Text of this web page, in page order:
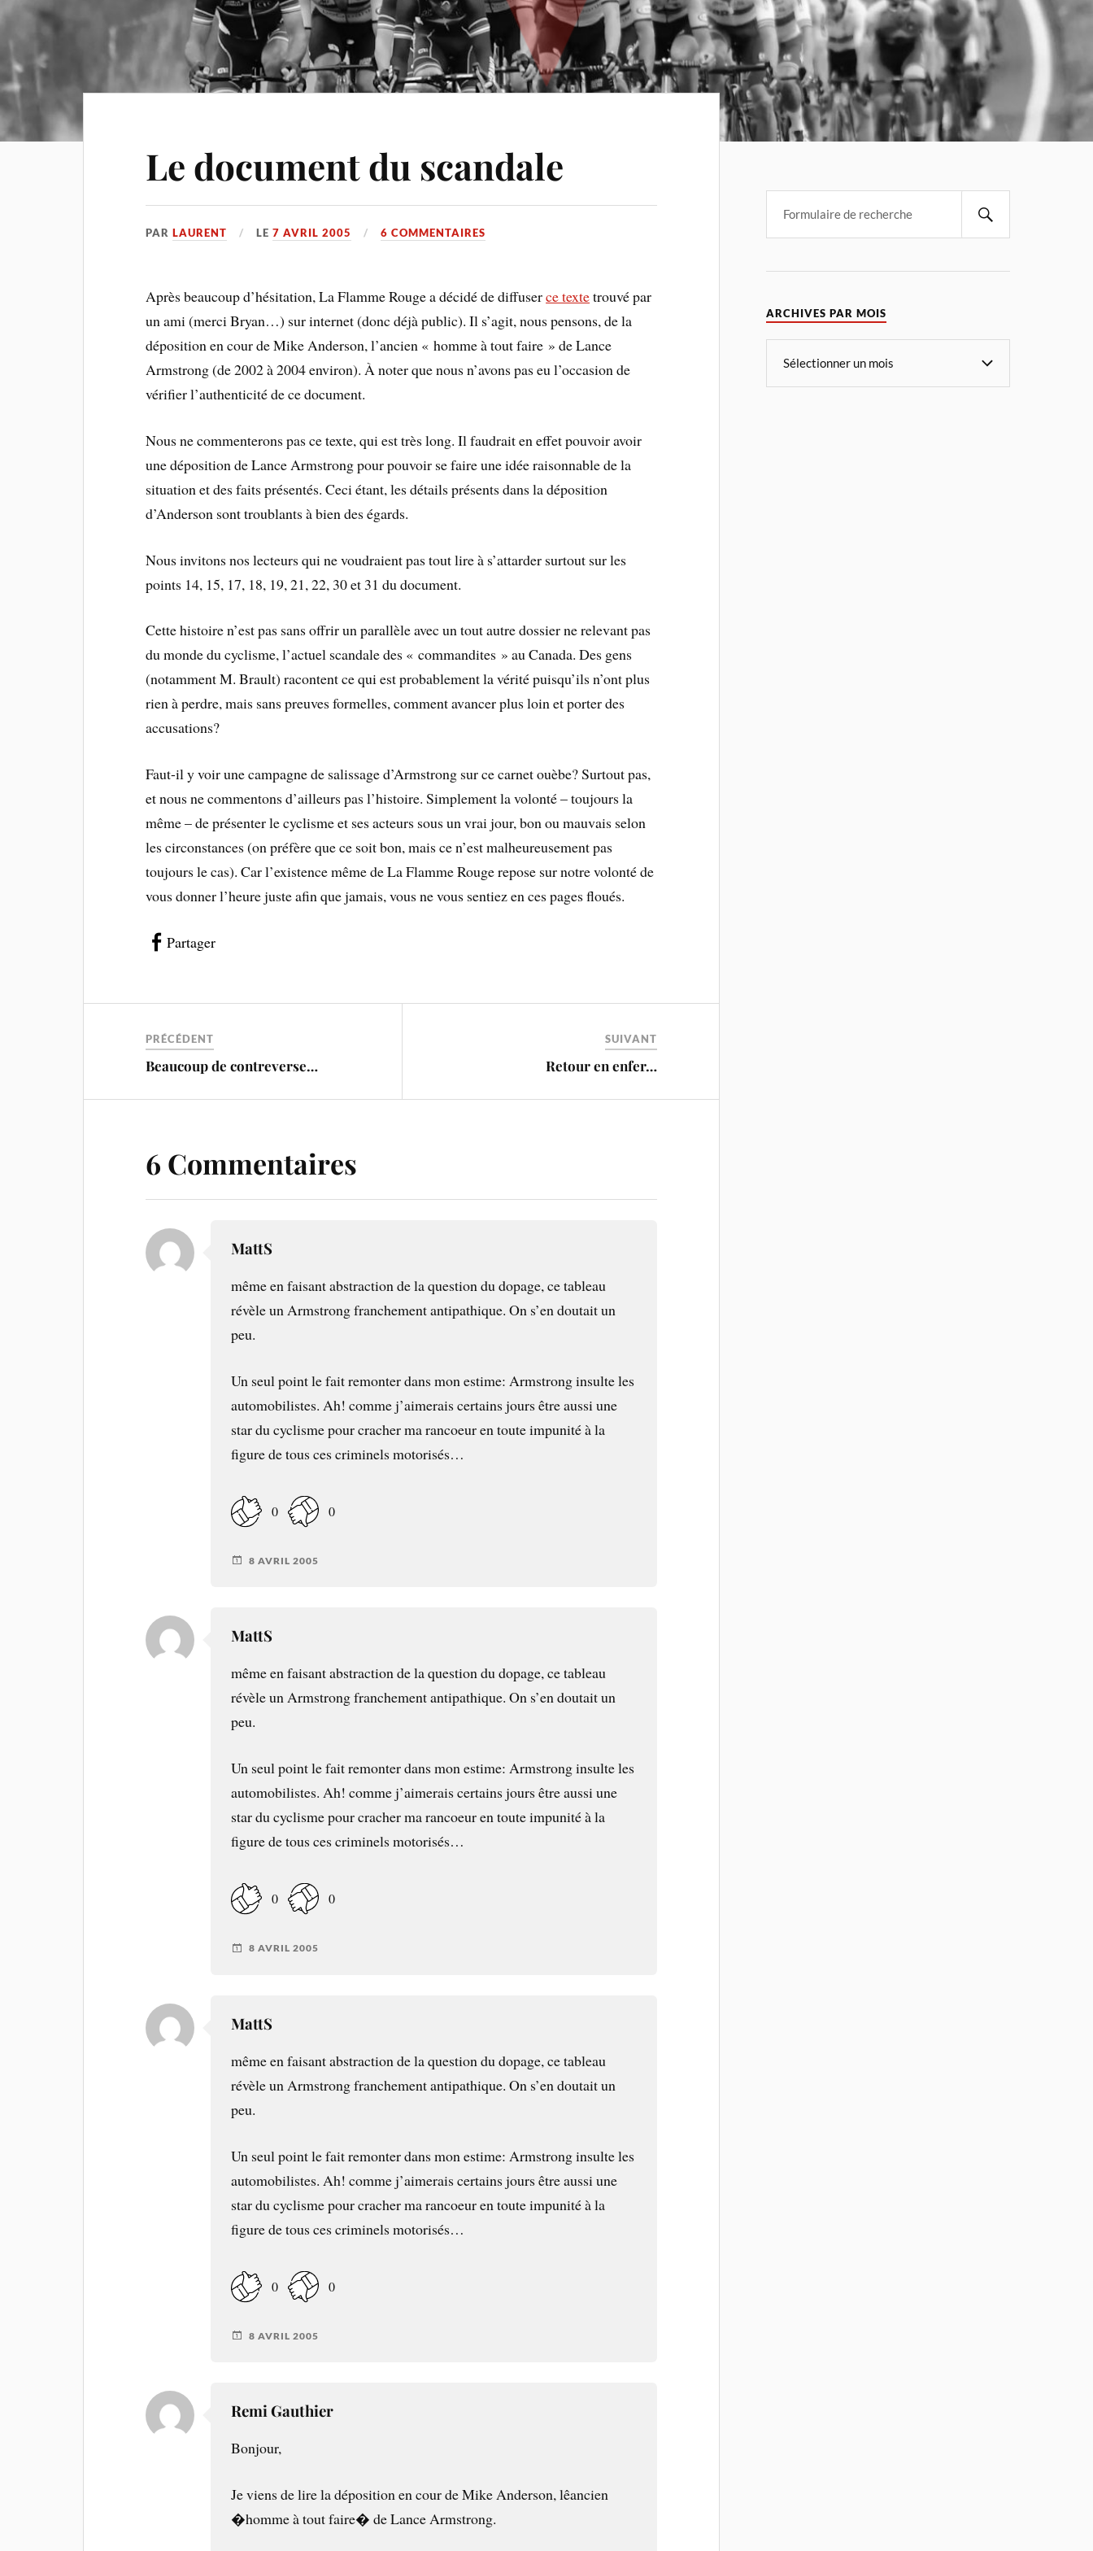
Le document du scandale
PARLAURENT LE7 AVRIL 2005 6 COMMENTAIRES
Après beaucoup d’hésitation, La Flamme Rouge a décidé de diffuserce textetrouvé par
un ami (merci Bryan…) sur internet (donc déjà public). Il s’agit, nous pensons, de la
déposition en cour de Mike Anderson, l’ancien « homme à tout faire » de Lance
Armstrong (de 2002 à 2004 environ). À noter que nous n’avons pas eu l’occasion de
vérifier l’authenticité de ce document.
Nous ne commenterons pas ce texte, qui est très long. Il faudrait en effet pouvoir avoir
une déposition de Lance Armstrong pour pouvoir se faire une idée raisonnable de la
situation et des faits présentés. Ceci étant, les détails présents dans la déposition
d’Anderson sont troublants à bien des égards.
Nous invitons nos lecteurs qui ne voudraient pas tout lire à s’attarder surtout sur les
points 14, 15, 17, 18, 19, 21, 22, 30 et 31 du document.
Cette histoire n’est pas sans offrir un parallèle avec un tout autre dossier ne relevant pas
du monde du cyclisme, l’actuel scandale des « commandites » au Canada. Des gens
(notamment M. Brault) racontent ce qui est probablement la vérité puisqu’ils n’ont plus
rien à perdre, mais sans preuves formelles, comment avancer plus loin et porter des
accusations?
Faut-il y voir une campagne de salissage d’Armstrong sur ce carnet ouèbe? Surtout pas,
et nous ne commentons d’ailleurs pas l’histoire. Simplement la volonté – toujours la
même – de présenter le cyclisme et ses acteurs sous un vrai jour, bon ou mauvais selon
les circonstances (on préfère que ce soit bon, mais ce n’est malheureusement pas
toujours le cas). Car l’existence même de La Flamme Rouge repose sur notre volonté de
vous donner l’heure juste afin que jamais, vous ne vous sentiez en ces pages floués.
Partager
PRÉCÉDENT
Beaucoup de contreverse…
SUIVANT
Retour en enfer…
6 Commentaires
MattS
même en faisant abstraction de la question du dopage, ce tableau
révèle un Armstrong franchement antipathique. On s’en doutait un
peu.
Un seul point le fait remonter dans mon estime: Armstrong insulte les
automobilistes. Ah! comme j’aimerais certains jours être aussi une
star du cyclisme pour cracher ma rancoeur en toute impunité à la
figure de tous ces criminels motorisés…
0 0
8 AVRIL 2005
MattS
même en faisant abstraction de la question du dopage, ce tableau
révèle un Armstrong franchement antipathique. On s’en doutait un
peu.
Un seul point le fait remonter dans mon estime: Armstrong insulte les
automobilistes. Ah! comme j’aimerais certains jours être aussi une
star du cyclisme pour cracher ma rancoeur en toute impunité à la
figure de tous ces criminels motorisés…
0 0
8 AVRIL 2005
MattS
même en faisant abstraction de la question du dopage, ce tableau
révèle un Armstrong franchement antipathique. On s’en doutait un
peu.
Un seul point le fait remonter dans mon estime: Armstrong insulte les
automobilistes. Ah! comme j’aimerais certains jours être aussi une
star du cyclisme pour cracher ma rancoeur en toute impunité à la
figure de tous ces criminels motorisés…
0 0
8 AVRIL 2005
Remi Gauthier
Bonjour,
Je viens de lire la déposition en cour de Mike Anderson, lêancien
�homme à tout faire� de Lance Armstrong.
ARCHIVES PAR MOIS